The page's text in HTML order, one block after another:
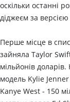
оскільки останні
діджеєм за
Перше місце в
зайняла Taylor
мільйонів
модель Kylie Jenner
Kanye West - 150